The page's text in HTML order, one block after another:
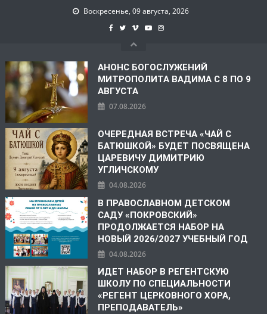
Воскресенье, 09 августа, 2026
АНОНС БОГОСЛУЖЕНИЙ
МИТРОПОЛИТА ВАДИМА С 8 ПО 9
АВГУСТА
07.08.2026
ОЧЕРЕДНАЯ ВСТРЕЧА «ЧАЙ С
БАТЮШКОЙ» БУДЕТ ПОСВЯЩЕНА
ЦАРЕВИЧУ ДИМИТРИЮ
УГЛИЧСКОМУ
04.08.2026
В ПРАВОСЛАВНОМ ДЕТСКОМ
САДУ «ПОКРОВСКИЙ»
ПРОДОЛЖАЕТСЯ НАБОР НА
НОВЫЙ 2026/2027 УЧЕБНЫЙ ГОД
04.08.2026
ИДЕТ НАБОР В РЕГЕНТСКУЮ
ШКОЛУ ПО СПЕЦИАЛЬНОСТИ
«РЕГЕНТ ЦЕРКОВНОГО ХОРА,
ПРЕПОДАВАТЕЛЬ»